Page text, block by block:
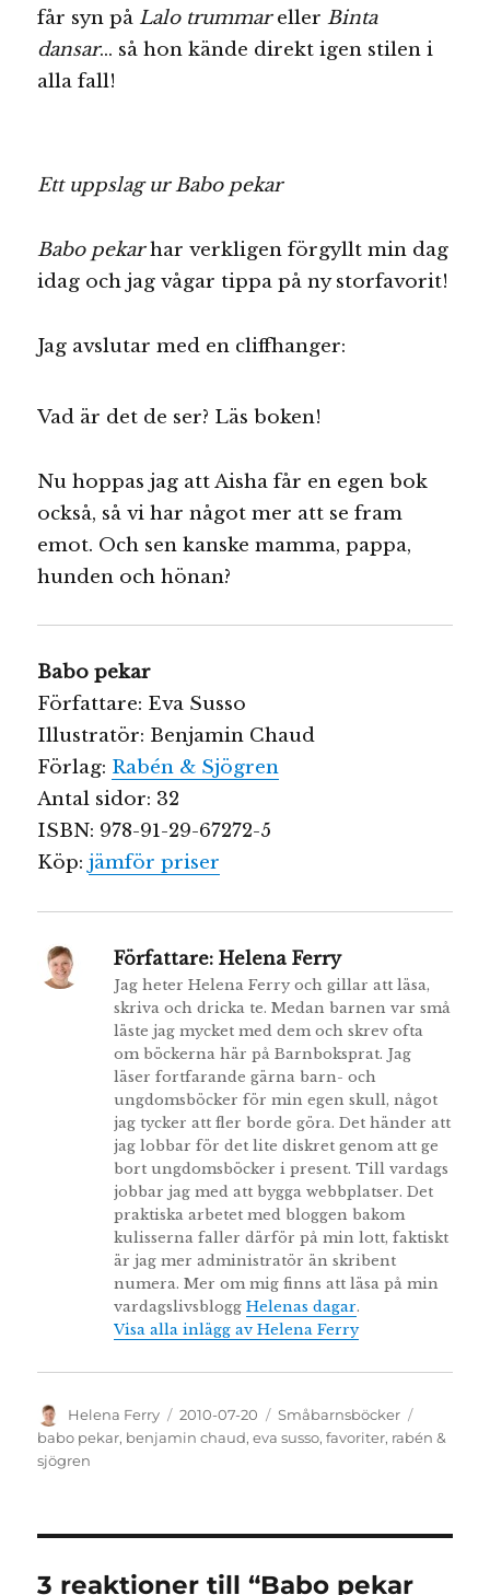
får syn på Lalo trummarellerBinta
dansar… så hon kände direkt igen stilen i
alla fall!
Ett uppslag ur Babo pekar
Babo pekarhar verkligen förgyllt min dag
idag och jag vågar tippa på ny storfavorit!
Jag avslutar med en cliffhanger:
Vad är det de ser? Läs boken!
Nu hoppas jag att Aisha får en egen bok
också, så vi har något mer att se fram
emot. Och sen kanske mamma, pappa,
hunden och hönan?
Babo pekar
Författare: Eva Susso
Illustratör: Benjamin Chaud
Förlag: Rabén & Sjögren
Antal sidor: 32
ISBN: 978-91-29-67272-5
Köp:jämför priser
Författare: Helena Ferry
Jag heter Helena Ferry och gillar att läsa,
skriva och dricka te. Medan barnen var små
läste jag mycket med dem och skrev ofta
om böckerna här på Barnboksprat. Jag
läser fortfarande gärna barn- och
ungdomsböcker för min egen skull, något
jag tycker att fler borde göra. Det händer att
jag lobbar för det lite diskret genom att ge
bort ungdomsböcker i present. Till vardags
jobbar jag med att bygga webbplatser. Det
praktiska arbetet med bloggen bakom
kulisserna faller därför på min lott, faktiskt
är jag mer administratör än skribent
numera. Mer om mig finns att läsa på min
vardagslivsbloggHelenas dagar.
Visa alla inlägg av Helena Ferry
Författare
Helena Ferry
Publicerat
den
2010-07-20 Kategorier
Småbarnsböcker
babo pekar, benjamin chaud,eva susso,favoriter, rabén &
sjögren
3 reaktioner till “Babo pekar